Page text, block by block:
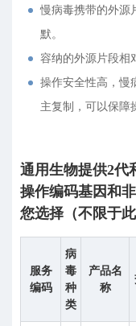
慢病毒携带的外源
默。
容纳的外源片段相
操作安全性高，慢
主复制，可以保障
通用生物提供2代
操作编码基因和
您选择（不限于此
服务
编码
病
毒
种
类
产品名
称